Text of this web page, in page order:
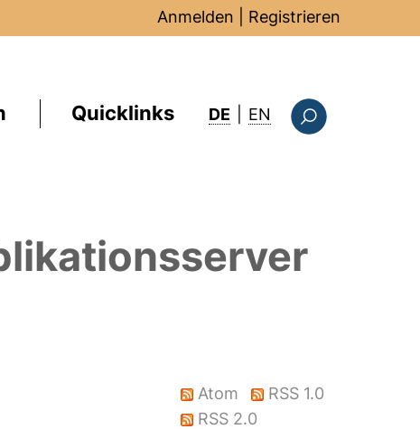
Anmelden Registrieren
Quicklinks DE EN : this page in
Atom
RSS 1.0
RSS 2.0